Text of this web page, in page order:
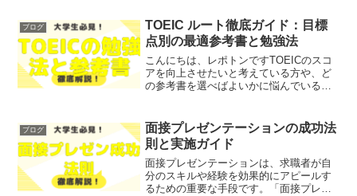
記事は次のような人におすすめ！TOEIC
スコアを向上さ...
ブログ
TOEIC ルート徹底ガイド：目標
点別の最適参考書と勉強法
こんにちは、レポトンですTOEICのスコ
アを向上させたいと考えている方や、ど
の参考書を選べばよいかに悩んでいる方
介します！レポトンこの記事は次のよう
な人におすすめ！...
ブログ
面接プレゼンテーションの成功法
則と実施ガイド
面接プレゼンテーションは、求職者が自
分のスキルや経験を効果的にアピールす
るための重要な手段です。「面接プレゼ